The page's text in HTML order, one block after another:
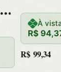
À
R$
R$ 99,34